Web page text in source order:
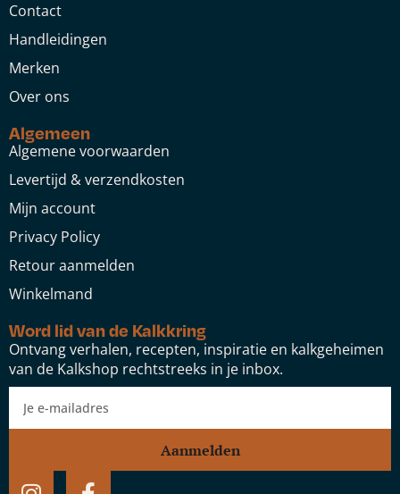
Contact
Handleidingen
Merken
Over ons
Algemeen
Algemene voorwaarden
Levertijd & verzendkosten
Mijn account
Privacy Policy
Retour aanmelden
Winkelmand
Word lid van de Kalkkring
Ontvang verhalen, recepten, inspiratie en kalkgeheimen
van de Kalkshop rechtstreeks in je inbox.
Aanmelden